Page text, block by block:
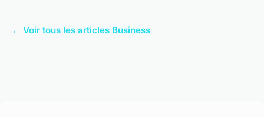
← Voir tous les articles Business